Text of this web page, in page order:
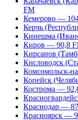
FM
Кемерово —
Керчь
Кинешма
Киров — 90,8
Кирсанов
Кисловодск
Комсомольск-
Копейск
Кострома —
Краснодар —
Красноярск —